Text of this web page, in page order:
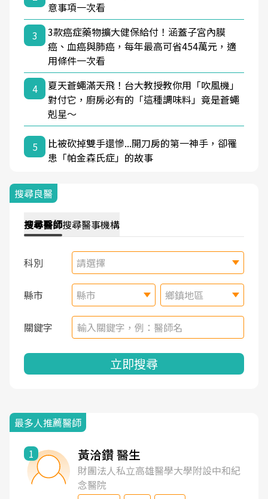
意事項一次看
3
3款癌症藥物擴大健保給付！涵蓋子宮內膜
癌、血癌與肺癌，每年最高可省454萬元，適
用條件一次看
4
夏天蒼蠅滿天飛！台大教授教你用「吹風機」
對付它，廚房必有的「這種調味料」竟是蒼蠅
剋星～
5
比被砍掉雙手還慘...開刀房的第一神手，卻罹
患「帕金森氏症」的故事
搜尋良醫
搜尋醫師搜尋醫事機構
科別 請選擇
縣市 縣市 鄉鎮地區
關鍵字
立即搜尋
最多人推薦醫師
1 黃洽鑽 醫生
財團法人私立高雄醫學大學附設中和紀
念醫院